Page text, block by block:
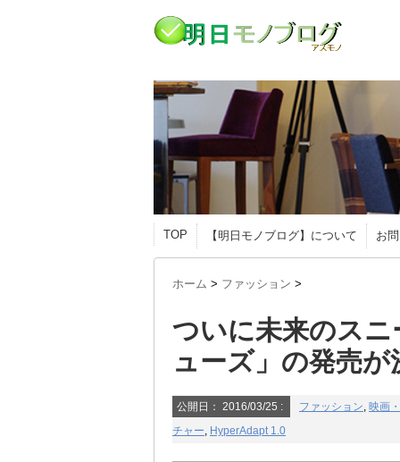
TOP 【明日モノブログ】について お
ホーム > ファッション >
ついに未来のス
ューズ」の発売が
公開日： 2016/03/25 : ファッション, 映画
チャー, HyperAdapt 1.0